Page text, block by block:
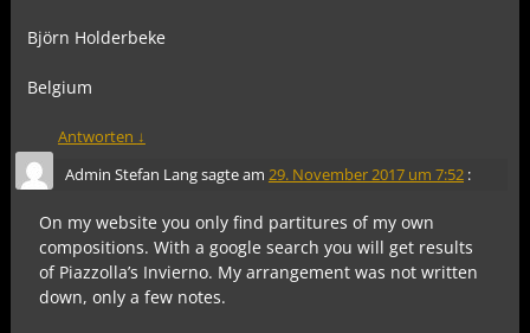
Björn Holderbeke
Belgium
Antworten ↓
Admin Stefan Langsagte am 29. November 2017 um 7:52 :
On my website you only find partitures of my own
compositions. With a google search you will get results
of Piazzolla’s Invierno. My arrangement was not written
down, only a few notes.